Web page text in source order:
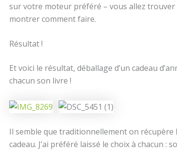
sur votre moteur préféré – vous allez
montrer comment faire.
Résultat !
Et voici le résultat, déballage d’un cadeau
chacun son livre !
Il semble que traditionnellement on
cadeau. J’ai préféré laissé le choix à chacun :